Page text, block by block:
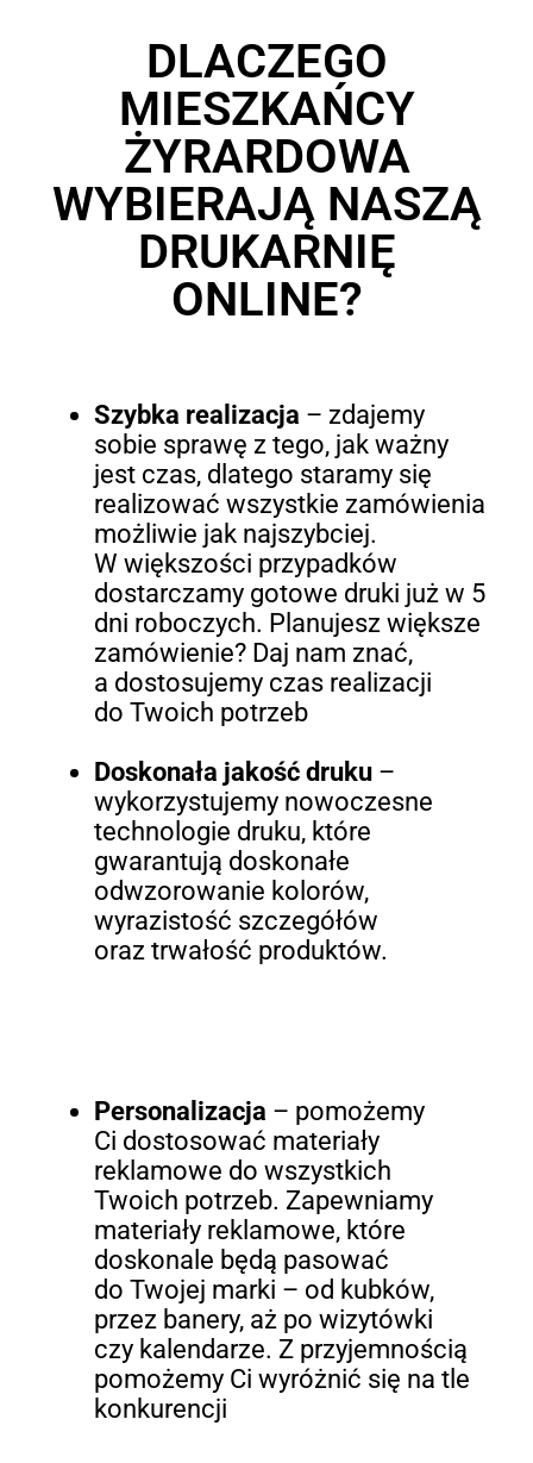
DLACZEGO
MIESZKAŃCY
ŻYRARDOWA
WYBIERAJĄ NASZĄ
DRUKARNIĘ
ONLINE?
Szybka realizacja – zdajemy
sobie sprawę z tego, jak ważny
jest czas, dlatego staramy się
realizować wszystkie zamówienia
możliwie jak najszybciej.
W większości przypadków
dostarczamy gotowe druki już w 5
dni roboczych. Planujesz większe
zamówienie? Daj nam znać,
a dostosujemy czas realizacji
do Twoich potrzeb
Doskonała jakość druku–
wykorzystujemy nowoczesne
technologie druku, które
gwarantują doskonałe
odwzorowanie kolorów,
wyrazistość szczegółów
oraz trwałość produktów.
Personalizacja – pomożemy
Ci dostosować materiały
reklamowe do wszystkich
Twoich potrzeb. Zapewniamy
materiały reklamowe, które
doskonale będą pasować
do Twojej marki – od kubków,
przez banery, aż po wizytówki
czy kalendarze. Z przyjemnością
pomożemy Ci wyróżnić się na tle
konkurencji